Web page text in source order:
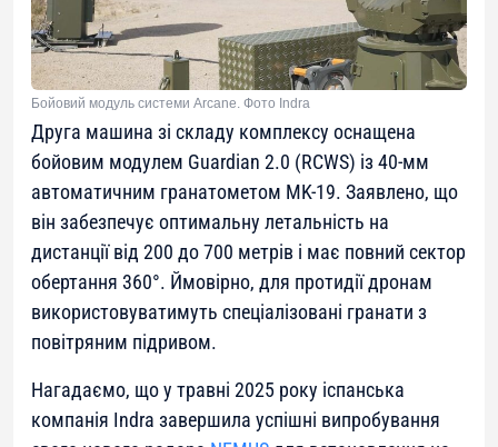
Бойовий модуль системи Arcane. Фото Indra
Друга машина зі складу комплексу оснащена
бойовим модулем Guardian 2.0 (RCWS) із 40-мм
автоматичним гранатометом MK-19. Заявлено, що
він забезпечує оптимальну летальність на
дистанції від 200 до 700 метрів і має повний сектор
обертання 360°. Ймовірно, для протидії дронам
використовуватимуть спеціалізовані гранати з
повітряним підривом.
Нагадаємо, що у травні 2025 року іспанська
компанія Indra завершила успішні випробування